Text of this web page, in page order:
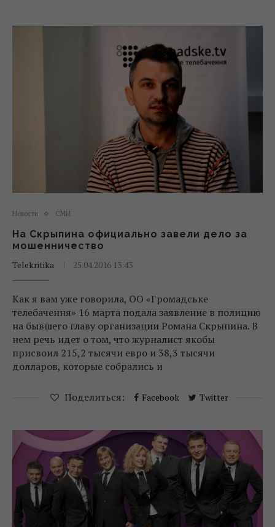
Новости СМИ
На Скрыпина официально завели дело за
мошенничество
Telekritika
25.04.2016 13:43
Как я вам уже говорила, ОО «Громадське
телебачення» 16 марта подала заявление в полицию
на бывшего главу организации Романа Скрыпина. В
нем речь идет о том, что журналист якобы
присвоил 215,2 тысячи евро и 38,3 тысячи
долларов, которые собрались и
Поделиться: Facebook Twitter